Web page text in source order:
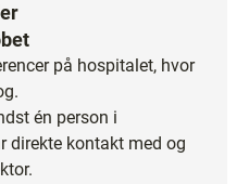
på hospitalet, hvor
én person i
direkte kontakt med og